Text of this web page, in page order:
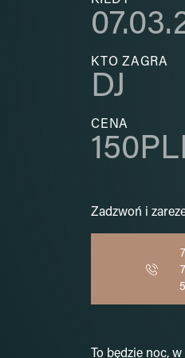
KTO ZAGRA
DJ
CENA
Zadzwoń i
To będzie noc,